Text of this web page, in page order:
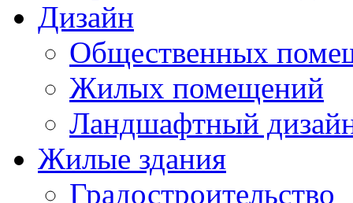
Дизайн
Общественных
Жилых помещений
Ландшафтный
Жилые здания
Градостроительство